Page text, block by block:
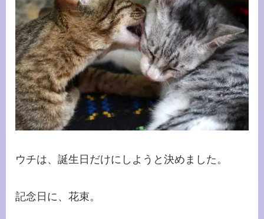
ウチは、誕生日だけにしようと決めました。
記念日に、花束。